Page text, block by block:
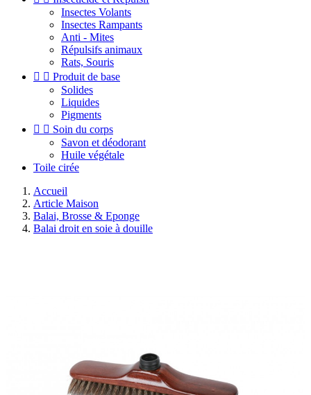
Insectes Volants
Insectes Rampants
Anti - Mites
Répulsifs animaux
Rats, Souris
  Produit de base
Solides
Liquides
Pigments
  Soin du corps
Savon et déodorant
Huile végétale
Toile cirée
Accueil
Article Maison
Balai, Brosse & Eponge
Balai droit en soie à douille